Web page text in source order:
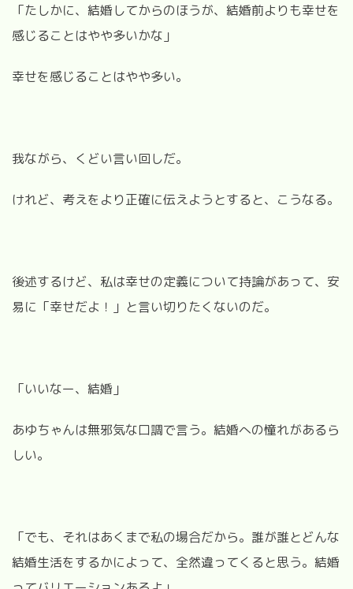
「たしかに、結婚してからのほうが、結婚前よりも幸せを
感じることはやや多いかな」
幸せを感じることはやや多い。
我ながら、くどい言い回しだ。
けれど、考えをより正確に伝えようとすると、こうなる。
後述するけど、私は幸せの定義について持論があって、安
易に「幸せだよ！」と言い切りたくないのだ。
「いいなー、結婚」
あゆちゃんは無邪気な口調で言う。結婚への憧れがあるら
しい。
「でも、それはあくまで私の場合だから。誰が誰とどんな
結婚生活をするかによって、全然違ってくると思う。結婚